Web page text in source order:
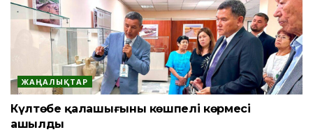
ЖАҢАЛЫҚТАР
Күлтөбе қалашығының көшпелі көрмесі
ашылды